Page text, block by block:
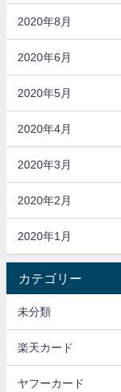
2020年8月
2020年6月
2020年5月
2020年4月
2020年3月
2020年2月
2020年1月
カテゴリー
未分類
楽天カード
ヤフーカード